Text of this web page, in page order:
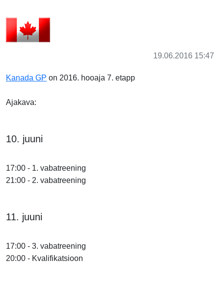
19.06.2016 15:47
Kanada GP on 2016. hooaja 7. etapp
Ajakava:
10. juuni
17:00 - 1. vabatreening
21:00 - 2. vabatreening
11. juuni
17:00 - 3. vabatreening
20:00 - Kvalifikatsioon